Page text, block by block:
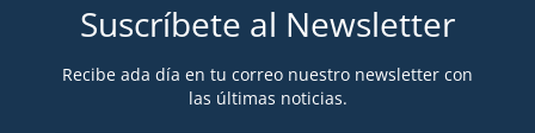
Suscríbete al Newsletter
Recibe ada día en tu correo nuestro newsletter con
las últimas noticias.